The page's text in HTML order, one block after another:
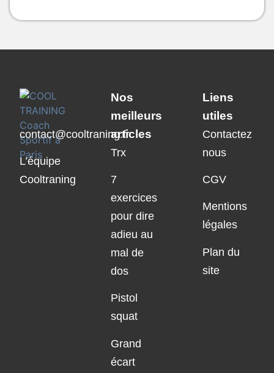
contact@cooltraning.fr
L’équipe
Cooltraning
Nos
meilleurs
articles
Trx
7
exercices
pour dire
adieu au
mal de
dos
Pistol
squat
Grand
écart
Liens
utiles
Contactez
nous
CGV
Mentions
légales
Plan du
site